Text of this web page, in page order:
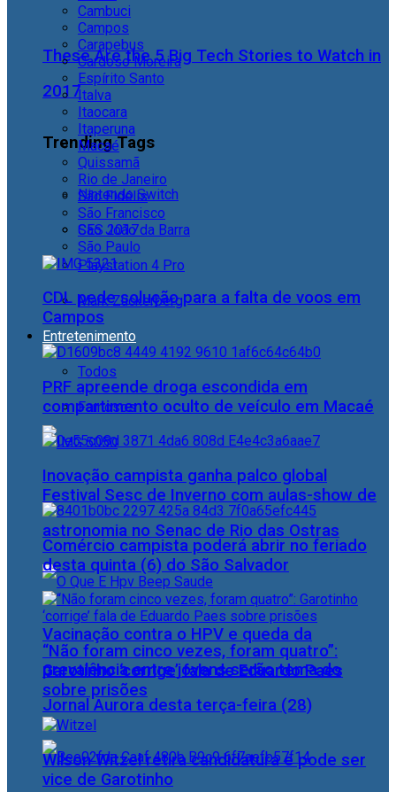
These Are the 5 Big Tech Stories to Watch in
2017
Trending Tags
Nintendo Switch
CES 2017
Playstation 4 Pro
Mark Zuckerberg
Entretenimento
Todos
Famosos
Festival Sesc de Inverno com aulas-show de
astronomia no Senac de Rio das Ostras
Vacinação contra o HPV e queda da
prevalência entre jovens serão tema do
Jornal Aurora desta terça-feira (28)
Cambuci
Campos
Carapebus
Cardoso Moreira
Espírito Santo
Italva
Itaocara
Itaperuna
Macaé
Quissamã
Rio de Janeiro
São Fidélis
São Francisco
São João da Barra
São Paulo
CDL pede solução para a falta de voos em
Campos
PRF apreende droga escondida em
compartimento oculto de veículo em Macaé
Inovação campista ganha palco global
Comércio campista poderá abrir no feriado
desta quinta (6) do São Salvador
“Não foram cinco vezes, foram quatro”:
Garotinho ‘corrige’ fala de Eduardo Paes
sobre prisões
Wilson Witzel retira candidatura e pode ser
vice de Garotinho